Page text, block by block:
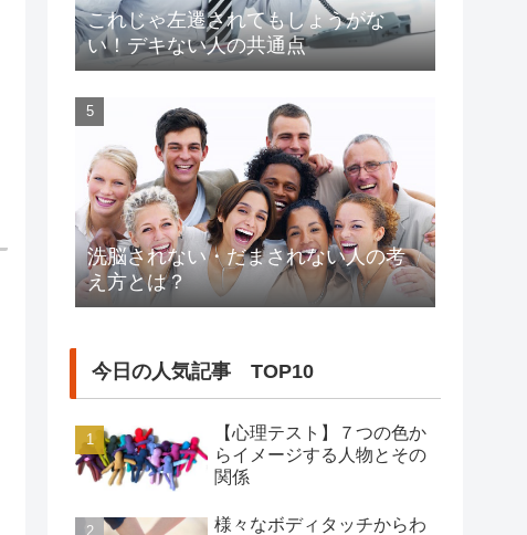
これじゃ左遷されてもしょうがな
い！デキない人の共通点
洗脳されない・だまされない人の考
え方とは？
今日の人気記事 TOP10
【心理テスト】７つの色か
らイメージする人物とその
関係
様々なボディタッチからわ